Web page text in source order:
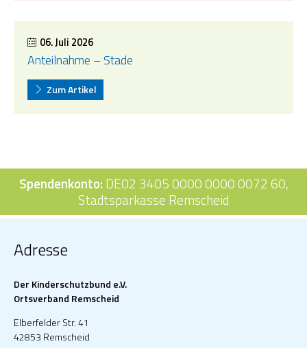
06. Juli 2026
Anteilnahme – Stade
Zum Artikel
Spendenkonto: DE02 3405 0000 0000 0072 60,
Stadtsparkasse Remscheid
Adresse
Der Kinderschutzbund e.V.
Ortsverband Remscheid
Elberfelder Str. 41
42853 Remscheid